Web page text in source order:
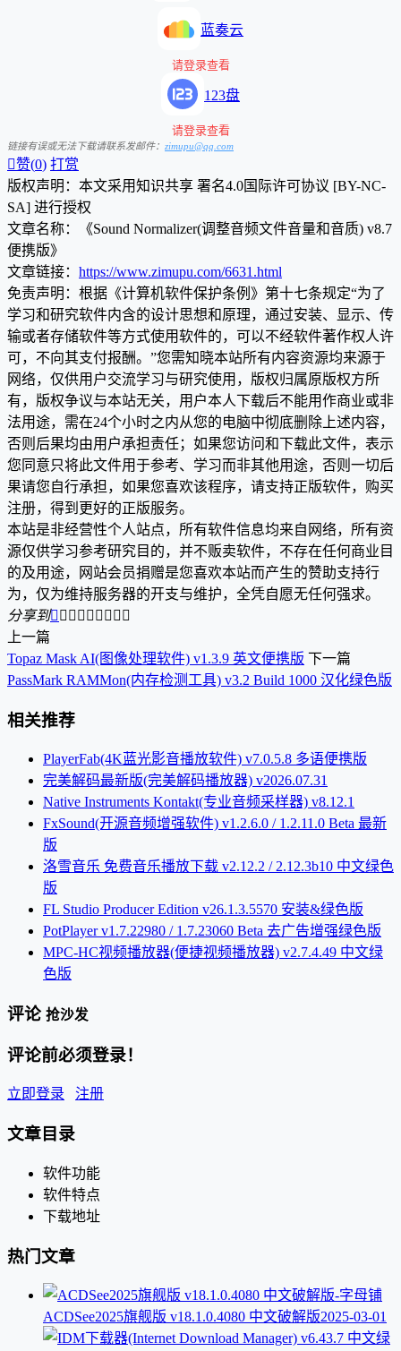
蓝奏云
请登录查看
123盘
请登录查看
链接有误或无法下载请联系发邮件： zimupu@qq.com
赞(0) 打赏
版权声明：本文采用知识共享 署名4.0国际许可协议 [BY-NC-
SA] 进行授权
文章名称：《Sound Normalizer(调整音频文件音量和音质) v8.7
便携版》
文章链接： https://www.zimupu.com/6631.html
免责声明：根据《计算机软件保护条例》第十七条规定“为了
学习和研究软件内含的设计思想和原理，通过安装、显示、传
输或者存储软件等方式使用软件的，可以不经软件著作权人许
可，不向其支付报酬。”您需知晓本站所有内容资源均来源于
网络，仅供用户交流学习与研究使用，版权归属原版权方所
有，版权争议与本站无关，用户本人下载后不能用作商业或非
法用途，需在24个小时之内从您的电脑中彻底删除上述内容，
否则后果均由用户承担责任；如果您访问和下载此文件，表示
您同意只将此文件用于参考、学习而非其他用途，否则一切后
果请您自行承担，如果您喜欢该程序，请支持正版软件，购买
注册，得到更好的正版服务。
本站是非经营性个人站点，所有软件信息均来自网络，所有资
源仅供学习参考研究目的，并不贩卖软件，不存在任何商业目
的及用途，网站会员捐赠是您喜欢本站而产生的赞助支持行
为，仅为维持服务器的开支与维护，全凭自愿无任何强求。
分享到        
上一篇
Topaz Mask AI(图像处理软件) v1.3.9 英文便携版 下一篇
PassMark RAMMon(内存检测工具) v3.2 Build 1000 汉化绿色版
相关推荐
PlayerFab(4K蓝光影音播放软件) v7.0.5.8 多语便携版
完美解码最新版(完美解码播放器) v2026.07.31
Native Instruments Kontakt(专业音频采样器) v8.12.1
FxSound(开源音频增强软件) v1.2.6.0 / 1.2.11.0 Beta 最新
版
洛雪音乐 免费音乐播放下载 v2.12.2 / 2.12.3b10 中文绿色
版
FL Studio Producer Edition v26.1.3.5570 安装&绿色版
PotPlayer v1.7.22980 / 1.7.23060 Beta 去广告增强绿色版
MPC-HC视频播放器(便捷视频播放器) v2.7.4.49 中文绿
色版
评论 抢沙发
评论前必须登录！
立即登录 注册
文章目录
软件功能
软件特点
下载地址
热门文章
ACDSee2025旗舰版 v18.1.0.4080 中文破解版2025-03-01